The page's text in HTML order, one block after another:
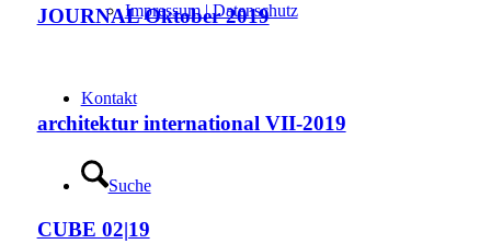
Impressum | Datenschutz
Kontakt
Suche
JOURNAL Oktober 2019
architektur international VII-2019
CUBE 02|19